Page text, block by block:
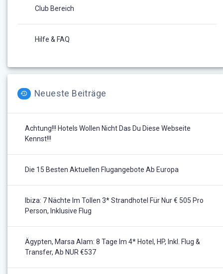
Club Bereich
Hilfe & FAQ
Neueste Beiträge
Achtung!!! Hotels Wollen Nicht Das Du Diese Webseite
Kennst!!!
Die 15 Besten Aktuellen Flugangebote Ab Europa
Ibiza: 7 Nächte Im Tollen 3* Strandhotel Für Nur € 505 Pro
Person, Inklusive Flug
Ägypten, Marsa Alam: 8 Tage Im 4* Hotel, HP, Inkl. Flug &
Transfer, Ab NUR €537